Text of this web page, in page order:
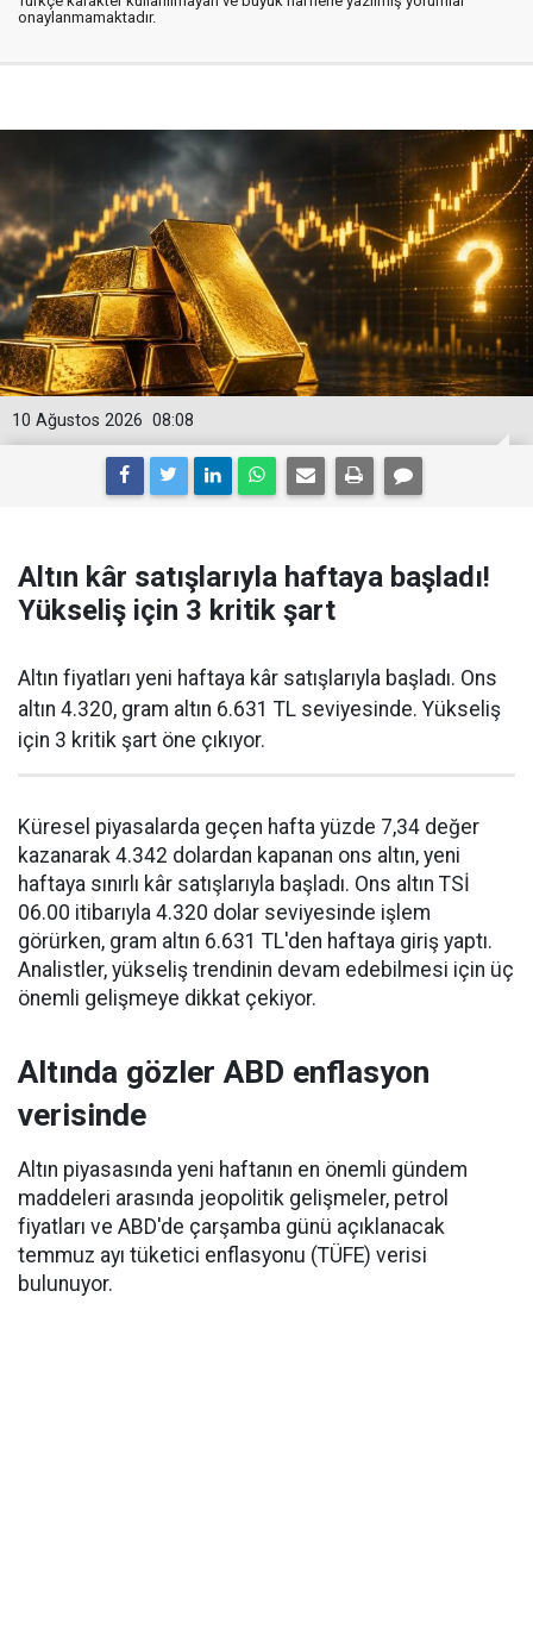
onaylanmamaktadır.
08:08
10 Ağustos 2026
Altın kâr satışlarıyla haftaya başladı!
Yükseliş için 3 kritik şart
Altın fiyatları yeni haftaya kâr satışlarıyla başladı. Ons
altın 4.320, gram altın 6.631 TL seviyesinde. Yükseliş
için 3 kritik şart öne çıkıyor.
Küresel piyasalarda geçen hafta yüzde 7,34 değer
kazanarak 4.342 dolardan kapanan ons altın, yeni
haftaya sınırlı kâr satışlarıyla başladı. Ons altın TSİ
06.00 itibarıyla 4.320 dolar seviyesinde işlem
görürken, gram altın 6.631 TL'den haftaya giriş yaptı.
Analistler, yükseliş trendinin devam edebilmesi için üç
önemli gelişmeye dikkat çekiyor.
Altında gözler ABD enflasyon
verisinde
Altın piyasasında yeni haftanın en önemli gündem
maddeleri arasında jeopolitik gelişmeler, petrol
fiyatları ve ABD'de çarşamba günü açıklanacak
temmuz ayı tüketici enflasyonu (TÜFE) verisi
bulunuyor.